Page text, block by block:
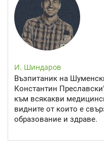
И. Шиндаров
Възпитаник на
Константин
към всякакви
видните от които е
образование и здраве.